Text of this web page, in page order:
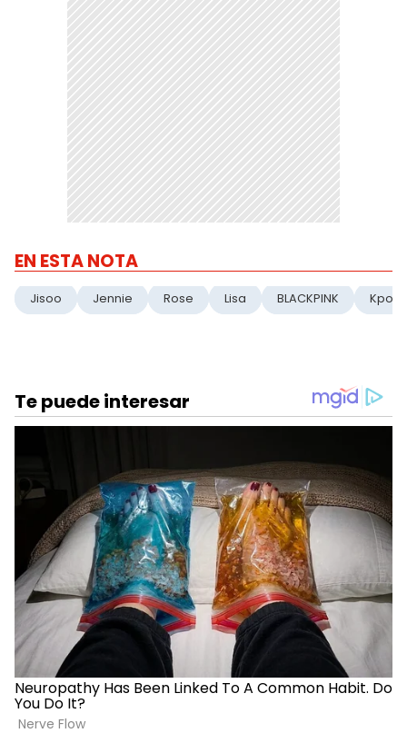
EN ESTA NOTA
Jisoo Jennie Rose Lisa BLACKPINK Kpop